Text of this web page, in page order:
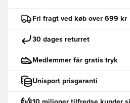
Fri fragt ved køb over 699 kr
30 dages returret
Medlemmer får gratis tryk
Unisport prisgaranti